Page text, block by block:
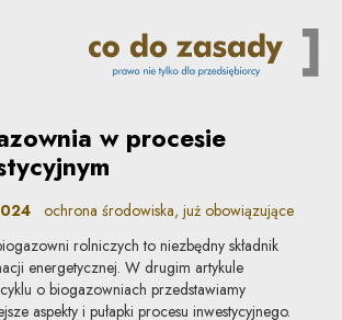
| Co do zasady
EN
w procesie
ochrona środowiska, już obowiązujące
rolniczych to niezbędny składnik
energetycznej. W drugim artykule
o biogazowniach przedstawiamy
aspekty i pułapki procesu inwestycyjnego.